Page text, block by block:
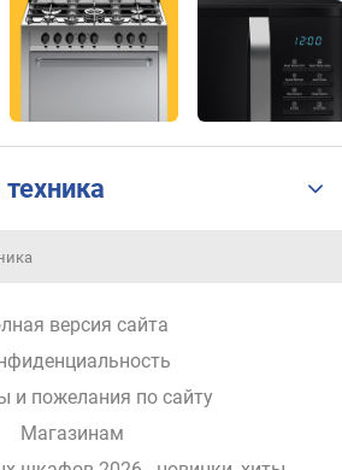
версия сайта
и пожелания по сайту
Магазинам